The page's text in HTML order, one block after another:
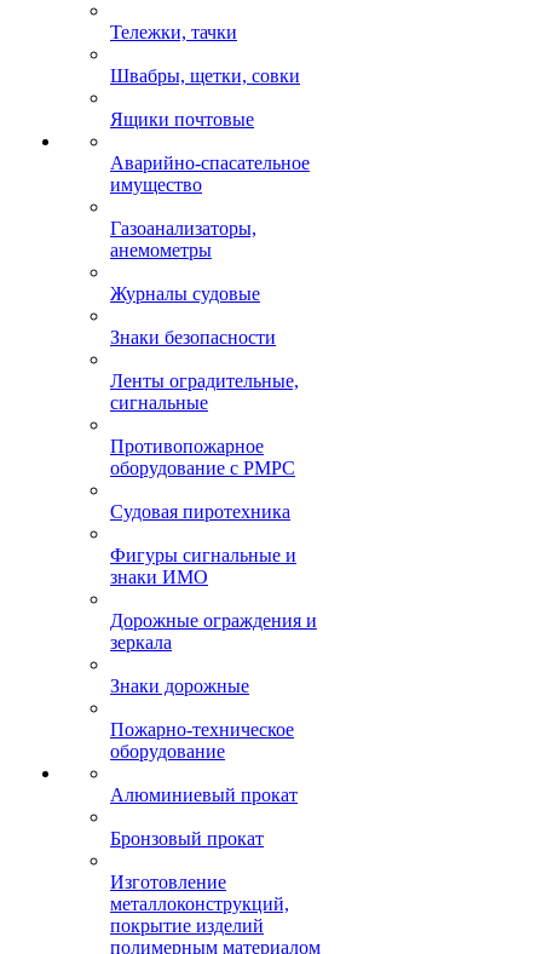
Тележки, тачки
Швабры, щетки, совки
Ящики почтовые
Аварийно-спасательное
имущество
Газоанализаторы,
анемометры
Журналы судовые
Знаки безопасности
Ленты оградительные,
сигнальные
Противопожарное
оборудование с РМРС
Судовая пиротехника
Фигуры сигнальные и
знаки ИМО
Дорожные ограждения и
зеркала
Знаки дорожные
Пожарно-техническое
оборудование
Алюминиевый прокат
Бронзовый прокат
Изготовление
металлоконструкций,
покрытие изделий
полимерным материалом